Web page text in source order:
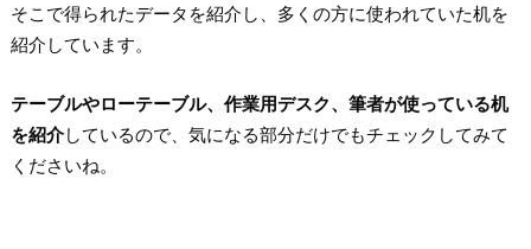
そこで得られたデータを紹介し、多くの方に使われていた机を
紹介しています。
テーブルやローテーブル、作業用デスク、筆者が使っている机
を紹介しているので、気になる部分だけでもチェックしてみて
くださいね。